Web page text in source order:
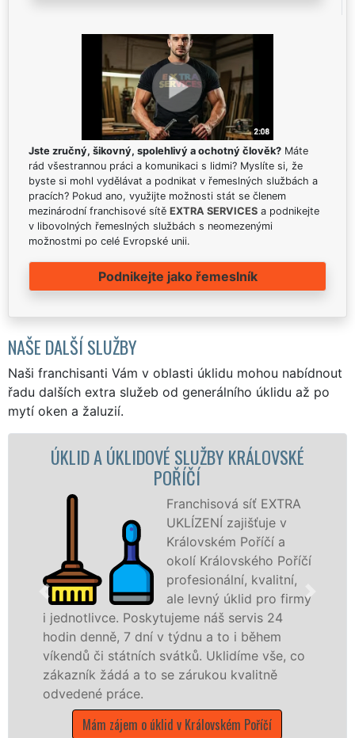
Jste zručný, šikovný, spolehlivý a ochotný člověk? Máte
rád všestrannou práci a komunikaci s lidmi? Myslíte si, že
byste si mohl vydělávat a podnikat v řemeslných službách a
pracích? Pokud ano, využijte možnosti stát se členem
mezinárodní franchisové sítě EXTRA SERVICES a podnikejte
v libovolných řemeslných službách s neomezenými
možnostmi po celé Evropské unii.
Podnikejte jako řemeslník
NAŠE DALŠÍ SLUŽBY
Naši franchisanti Vám v oblasti úklidu mohou nabídnout
řadu dalších extra služeb od generálního úklidu až po
mytí oken a žaluzií.
SLUŽBY KRÁLOVSKÉ
Franchisová síť EXTRA
UKLÍZENÍ zajišťuje v
Královském Poříčí a
okolí Královského Poříčí
profesionální, kvalitní,
ale levný úklid pro firmy
Poskytujeme náš servis 24
7 dní v týdnu a to i během
svátků. Uklidíme vše, co
a to se zárukou kvalitně
zájem o úklid v Královském Poříčí
služby
společnosti,
v celém